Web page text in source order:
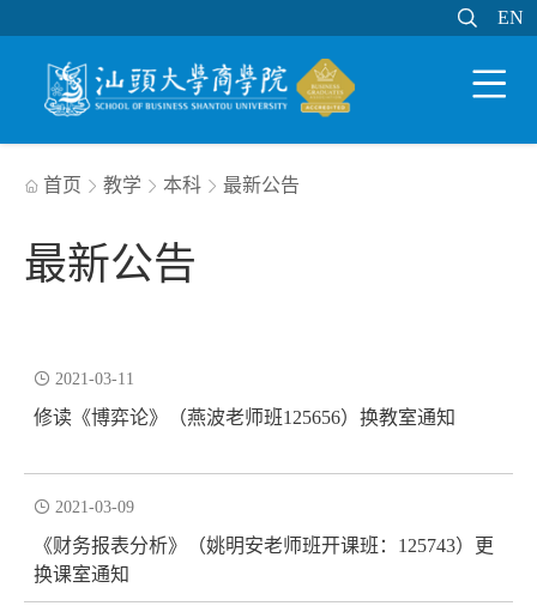
 EN
 EN

 首页  教学  本科  最新公告
最新公告
 2021-03-11
修读《博弈论》（燕波老师班125656）换教室通知
 2021-03-09
《财务报表分析》（姚明安老师班开课班：125743）更
换课室通知